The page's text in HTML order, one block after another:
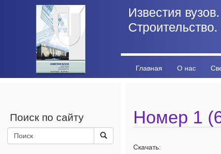
Известия
Главная О нас
Поиск по сайту Номер 1
Скачать: